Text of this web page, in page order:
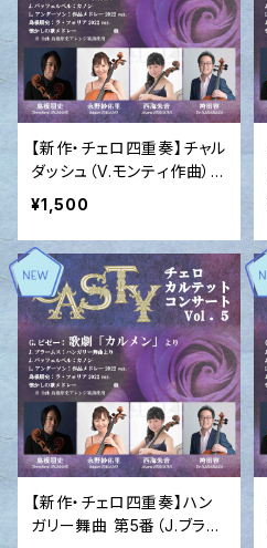
【新作・チェロ四重奏】チャル
ダッシュ（V.モンティ作曲）2
022 ver.
¥1,500
【新作・チェロ四重奏】ハン
ガリー舞曲 第5番（J.ブラー